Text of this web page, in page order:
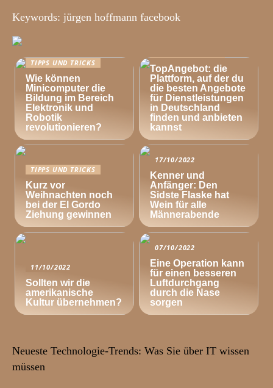
Keywords: jürgen hoffmann facebook
TIPPS UND TRICKS
Wie können
Minicomputer die
Bildung im Bereich
Elektronik und
Robotik
revolutionieren?
TopAngebot: die
Plattform, auf der du
die besten Angebote
für Dienstleistungen
in Deutschland
finden und anbieten
kannst
TIPPS UND TRICKS
Kurz vor
Weihnachten noch
bei der El Gordo
Ziehung gewinnen
17/10/2022
Kenner und
Anfänger: Den
Sidste Flaske hat
Wein für alle
Männerabende
11/10/2022
Sollten wir die
amerikanische
Kultur übernehmen?
07/10/2022
Eine Operation kann
für einen besseren
Luftdurchgang
durch die Nase
sorgen
Neueste Technologie-Trends: Was Sie über IT wissen
müssen